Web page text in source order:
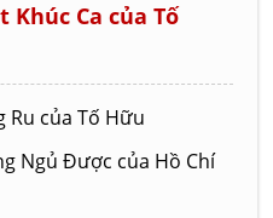
Ca của Tố
Ru của Tố Hữu
Ngủ Được của Hồ Chí